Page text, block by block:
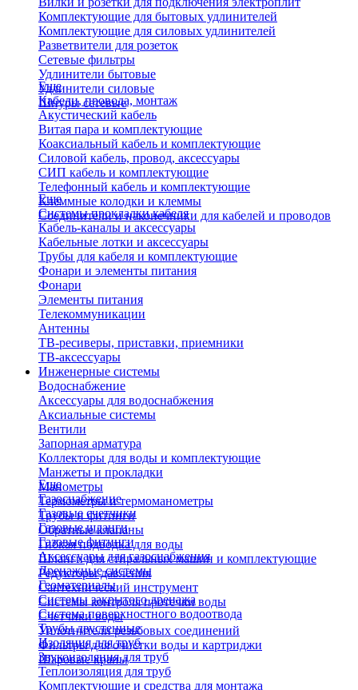
Комплектующие для бытовых удлинителей
Комплектующие для силовых удлинителей
Разветвители для розеток
Сетевые фильтры
Удлинители бытовые
Удлинители силовые
Шнуры сетевые
Еще
Кабели, провода, монтаж
Акустический кабель
Витая пара и комплектующие
Коаксиальный кабель и комплектующие
Силовой кабель, провод, аксессуары
СИП кабель и комплектующие
Телефонный кабель и комплектующие
Клеммные колодки и клеммы
Соединители и наконечники для кабелей и проводов
Еще
Системы прокладки кабеля
Кабель-каналы и аксессуары
Кабельные лотки и аксессуары
Трубы для кабеля и комплектующие
Фонари и элементы питания
Фонари
Элементы питания
Телекоммуникации
Антенны
ТВ-ресиверы, приставки, приемники
ТВ-аксессуары
Инженерные системы
Водоснабжение
Аксессуары для водоснабжения
Аксиальные системы
Вентили
Запорная арматура
Коллекторы для воды и комплектующие
Манжеты и прокладки
Манометры
Термометры и термоманометры
Трубы и фитинги
Обратные клапаны
Гибкая подводка для воды
Шланги для стиральных машин и комплектующие
Редукторы давления
Сантехнический инструмент
Системы контроля протечки воды
Счетчики воды
Уплотнители резьбовых соединений
Фильтры для очистки воды и картриджи
Шаровые краны
Еще
Газоснабжение
Газовые счетчики
Газовые шланги
Газовые фитинги
Аксессуары для газоснабжения
Дренажные системы
Геоматериалы
Системы закрытого дренажа
Система поверхностного водоотвода
Трубы двустенные
Изоляция для труб
Звукоизоляция для труб
Теплоизоляция для труб
Комплектующие и средства для монтажа